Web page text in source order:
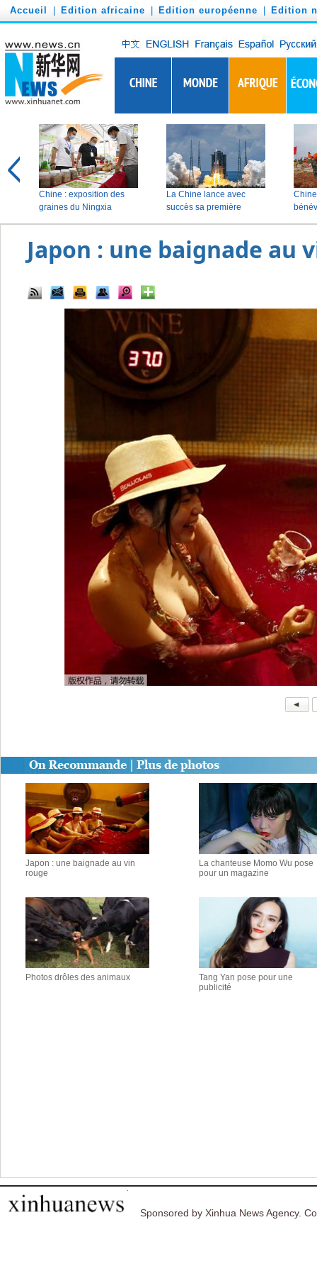
Accueil Edition africaine Edition européenne Edition
Japon : une baignade au
Japon : une baignade au vin
rouge
La chanteuse Momo Wu pose
pour un magazine
Photos drôles des animaux
Tang Yan pose pour une
publicité
Sponsored by Xinhua News Agency.